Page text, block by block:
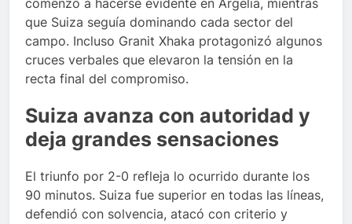
comenzó a hacerse evidente en Argelia, mientras
que Suiza seguía dominando cada sector del
campo. Incluso Granit Xhaka protagonizó algunos
cruces verbales que elevaron la tensión en la
recta final del compromiso.
Suiza avanza con autoridad y
deja grandes sensaciones
El triunfo por 2-0 refleja lo ocurrido durante los
90 minutos. Suiza fue superior en todas las líneas,
defendió con solvencia, atacó con criterio y